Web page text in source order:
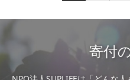
寄付